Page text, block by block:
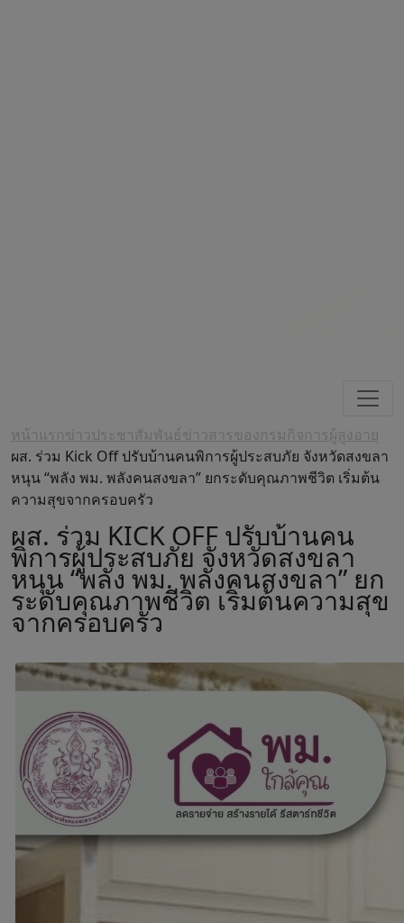
หน้าแรกข่าวประชาสัมพันธ์ข่าวสารของกรมกิจการผู้สูงอายุ
ผส. ร่วม Kick Off ปรับบ้านคนพิการผู้ประสบภัย จังหวัดสงขลา
หนุน “พลัง พม. พลังคนสงขลา” ยกระดับคุณภาพชีวิต เริ่มต้น
ความสุขจากครอบครัว
ผส. ร่วม KICK OFF ปรับบ้านคน
พิการผู้ประสบภัย จังหวัดสงขลา
หนุน “พลัง พม. พลังคนสงขลา” ยก
ระดับคุณภาพชีวิต เริ่มต้นความสุข
จากครอบครัว